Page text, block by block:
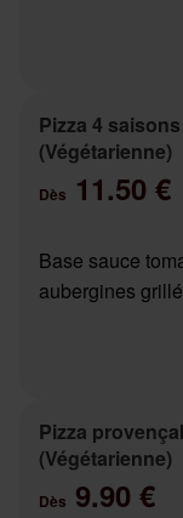
Pizza 4
(Végétarienne)
Dès 11.50 €
Base sauce
aubergines
Pizza
(Végétarienne)
Dès 9.90 €